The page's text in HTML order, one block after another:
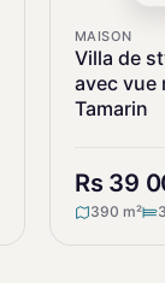
MAISON
Villa de
avec vue
Tamarin
Rs 39
390 m² 3